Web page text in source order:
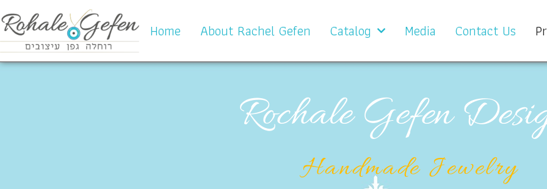
Home About Rachel Gefen Catalog Media Contact Us
Rochale Gefen
Handmade Jewelry